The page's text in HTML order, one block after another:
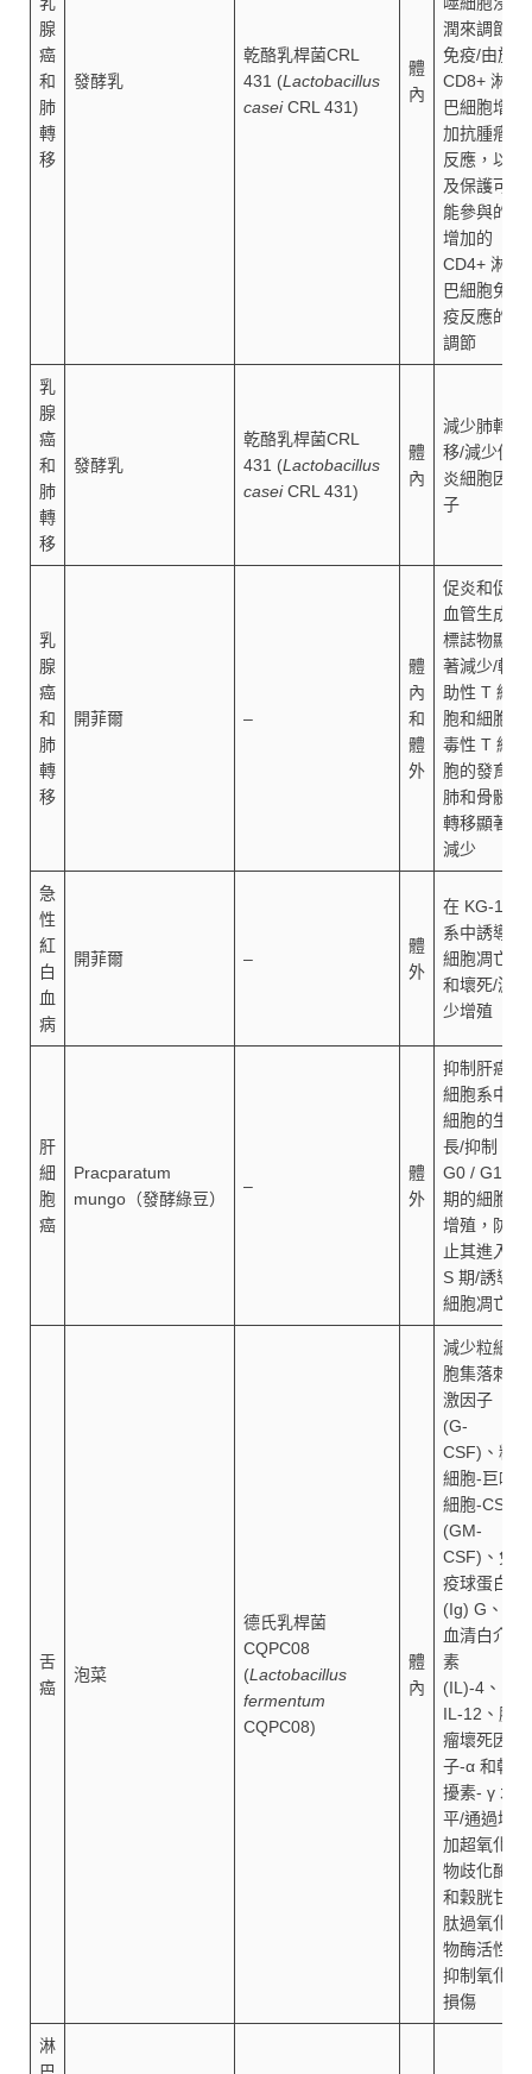
腺
癌
和
肺
轉
移
發酵乳
乾酪乳桿菌CRL
431 (Lactobacillus
caseiCRL 431)
體
內
潤來調節
免疫/由於
CD8+ 淋
巴細胞增
加抗腫瘤
反應，以
及保護可
能參與的
增加的
CD4+ 淋
巴細胞免
疫反應的
調節
乳
腺
癌
和
肺
轉
移
發酵乳
乾酪乳桿菌CRL
431 (Lactobacillus
caseiCRL 431)
體
內
減少肺轉
移/減少促
炎細胞因
子
乳
腺
癌
和
肺
轉
移
開菲爾 –
體
內
和
體
外
促炎和促
血管生成
標誌物顯
著減少/輔
助性 T 細
胞和細胞
毒性 T 細
胞的發育/
肺和骨髓
轉移顯著
減少
急
性
紅
白
血
病
開菲爾 –
體
外
在 KG-1
系中誘導
細胞凋亡
和壞死/減
少增殖
肝
細
胞
癌
Pracparatum
mungo（發酵綠豆）
–
體
外
抑制肝癌
細胞系中
細胞的生
長/抑制
G0 / G1
期的細胞
增殖，防
止其進入
S 期/誘導
細胞凋亡
舌
癌
泡菜
德氏乳桿菌
CQPC08
(Lactobacillus
fermentum
CQPC08)
體
內
減少粒細
胞集落刺
激因子
(G-
CSF)、粒
細胞-巨噬
細胞-CSF
(GM-
CSF)、免
疫球蛋白
(Ig) G、
血清白介
素
(IL)-4、
IL-12、腫
瘤壞死因
子-α 和乾
擾素- γ 水
平/通過增
加超氧化
物歧化酶
和穀胱甘
肽過氧化
物酶活性
抑制氧化
損傷
淋